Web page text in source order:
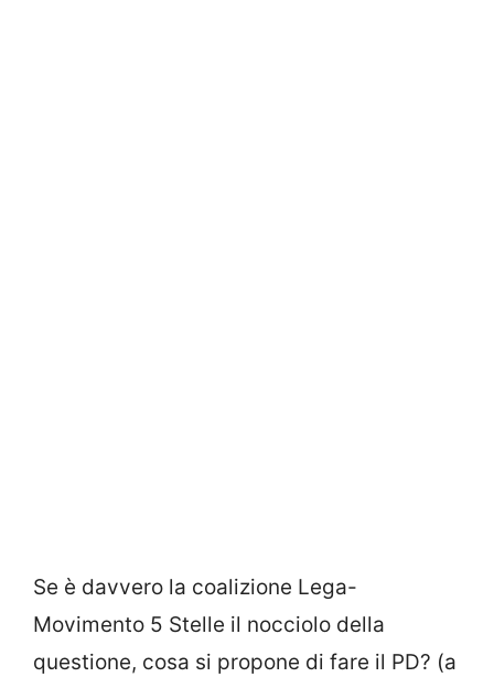
Se è davvero la coalizione Lega-
Movimento 5 Stelle il nocciolo della
questione, cosa si propone di fare il PD? (a